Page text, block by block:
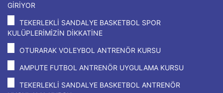
GİRİYOR
TEKERLEKLİ SANDALYE BASKETBOL SPOR
KULÜPLERİMİZİN DİKKATİNE
OTURARAK VOLEYBOL ANTRENÖR KURSU
AMPUTE FUTBOL ANTRENÖR UYGULAMA KURSU
TEKERLEKLİ SANDALYE BASKETBOL ANTRENÖR